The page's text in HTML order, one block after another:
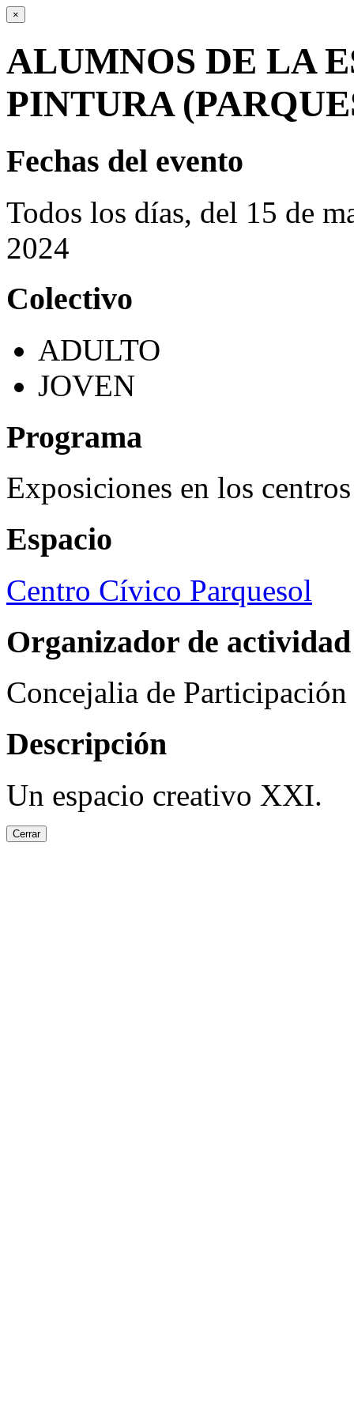
×
ALUMNOS DE LA
PINTURA
Fechas del evento
Todos los días, del 15 de
2024
Colectivo
ADULTO
JOVEN
Programa
Exposiciones en los
Espacio
Centro Cívico Parquesol
Organizador de actividad
Concejalia de
Descripción
Un espacio creativo XXI.
Cerrar